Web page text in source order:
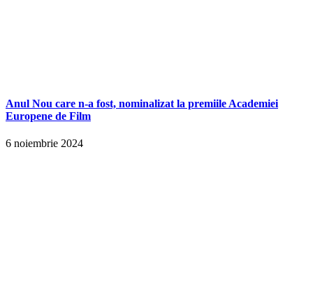
Anul Nou care n-a fost, nominalizat la premiile Academiei
Europene de Film
6 noiembrie 2024